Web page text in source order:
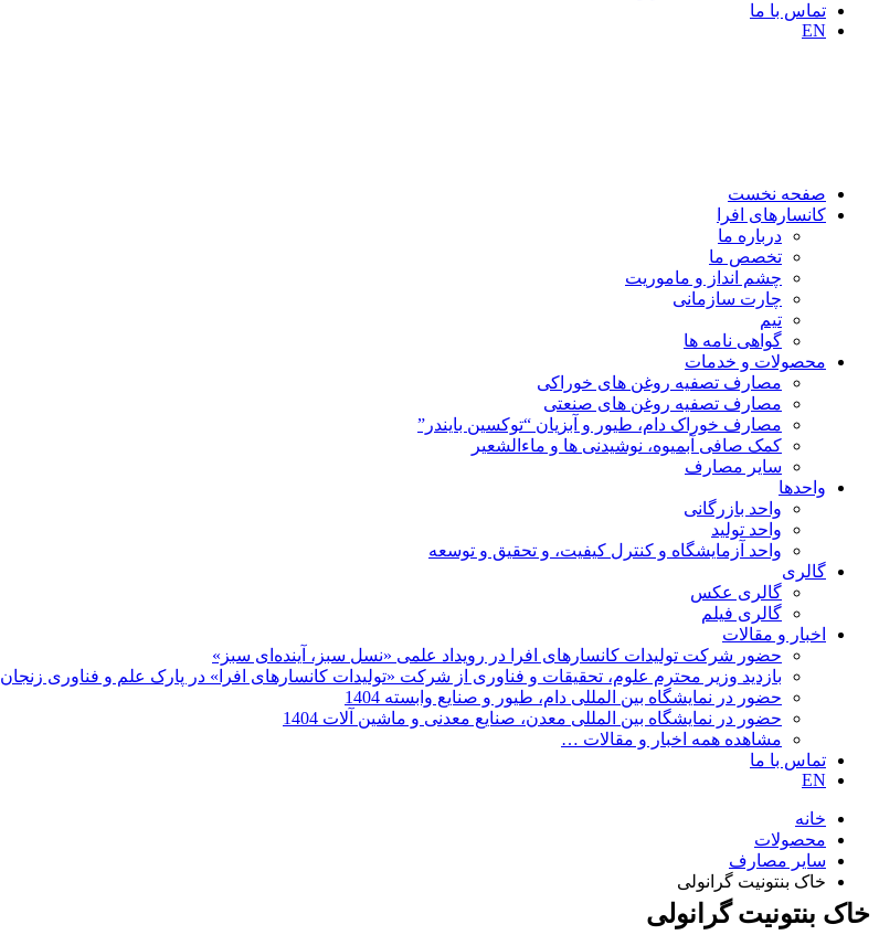
تماس با ما
EN
صفحه نخست
کانسارهای افرا
درباره ما
تخصص ما
چشم انداز و ماموریت
چارت سازمانی
تیم
گواهی نامه ها
محصولات و خدمات
مصارف تصفیه روغن های خوراکی
مصارف تصفیه روغن های صنعتی
مصارف خوراک دام، طیور و آبزیان “توکسین بایندر”
کمک صافی آبمیوه، نوشیدنی ها و ماءالشعیر
سایر مصارف
واحدها
واحد بازرگانی
واحد تولید
واحد آزمایشگاه و کنترل کیفیت، و تحقیق و توسعه
گالری
گالری عکس
گالری فیلم
اخبار و مقالات
حضور شرکت تولیدات کانسارهای افرا در رویداد علمی «نسل سبز، آینده‌ای سبز»
بازدید وزیر محترم علوم، تحقیقات و فناوری از شرکت «تولیدات کانسارهای افرا» در پارک علم و فناوری زنجان 1405
حضور در نمایشگاه بین المللی دام، طیور و صنایع وابسته 1404
حضور در نمایشگاه بین المللی معدن، صنایع معدنی و ماشین آلات 1404
مشاهده همه اخبار و مقالات …
تماس با ما
EN
خانه
محصولات
سایر مصارف
خاک بنتونیت گرانولی
خاک بنتونیت گرانولی